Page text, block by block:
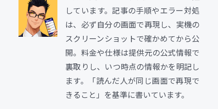
しています。記事の手順やエラー対処
は、必ず自分の画面で再現し、実機の
スクリーンショットで確かめてから公
開。料金や仕様は提供元の公式情報で
裏取りし、いつ時点の情報かを明記し
ます。「読んだ人が同じ画面で再現で
きること」を基準に書いています。